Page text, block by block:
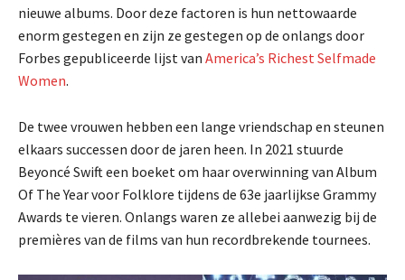
nieuwe albums. Door deze factoren is hun nettowaarde
enorm gestegen en zijn ze gestegen op de onlangs door
Forbes gepubliceerde lijst van America’s Richest Selfmade
Women.
De twee vrouwen hebben een lange vriendschap en steunen
elkaars successen door de jaren heen. In 2021 stuurde
Beyoncé Swift een boeket om haar overwinning van Album
Of The Year voor Folklore tijdens de 63e jaarlijkse Grammy
Awards te vieren. Onlangs waren ze allebei aanwezig bij de
premières van de films van hun recordbrekende tournees.